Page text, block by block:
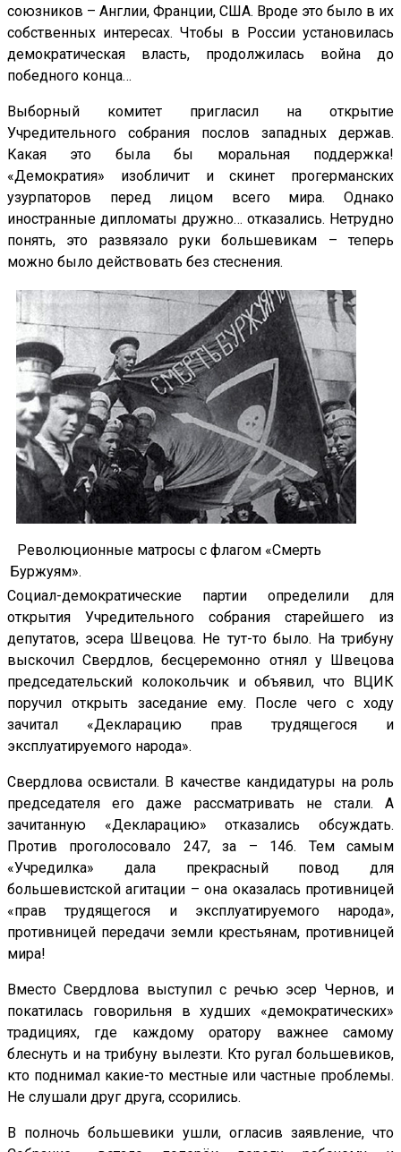
союзников – Англии, Франции, США. Вроде это было в их
собственных интересах. Чтобы в России установилась
демократическая власть, продолжилась война до
победного конца…
Выборный комитет пригласил на открытие
Учредительного собрания послов западных держав.
Какая это была бы моральная поддержка!
«Демократия» изобличит и скинет прогерманских
узурпаторов перед лицом всего мира. Однако
иностранные дипломаты дружно… отказались. Нетрудно
понять, это развязало руки большевикам – теперь
можно было действовать без стеснения.
Революционные матросы с флагом «Смерть
Буржуям».
Социал-демократические партии определили для
открытия Учредительного собрания старейшего из
депутатов, эсера Швецова. Не тут-то было. На трибуну
выскочил Свердлов, бесцеремонно отнял у Швецова
председательский колокольчик и объявил, что ВЦИК
поручил открыть заседание ему. После чего с ходу
зачитал «Декларацию прав трудящегося и
эксплуатируемого народа».
Свердлова освистали. В качестве кандидатуры на роль
председателя его даже рассматривать не стали. А
зачитанную «Декларацию» отказались обсуждать.
Против проголосовало 247, за – 146. Тем самым
«Учредилка» дала прекрасный повод для
большевистской агитации – она оказалась противницей
«прав трудящегося и эксплуатируемого народа»,
противницей передачи земли крестьянам, противницей
мира!
Вместо Свердлова выступил с речью эсер Чернов, и
покатилась говорильня в худших «демократических»
традициях, где каждому оратору важнее самому
блеснуть и на трибуну вылезти. Кто ругал большевиков,
кто поднимал какие-то местные или частные проблемы.
Не слушали друг друга, ссорились.
В полночь большевики ушли, огласив заявление, что